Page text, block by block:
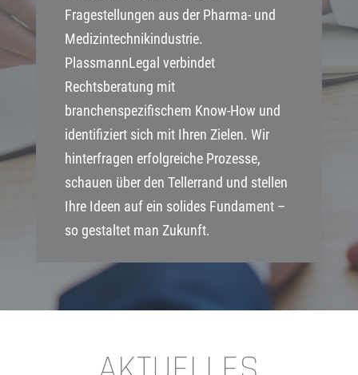
Fragestellungen aus der Pharma- und
Medizintechnikindustrie.
PlassmannLegal verbindet
Rechtsberatung mit
branchenspezifischem Know-How und
identifiziert sich mit Ihren Zielen. Wir
hinterfragen erfolgreiche Prozesse,
schauen über den Tellerrand und stellen
Ihre Ideen auf ein solides Fundament –
so gestaltet man Zukunft.